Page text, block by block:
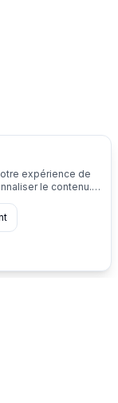
expérience de
le contenu.